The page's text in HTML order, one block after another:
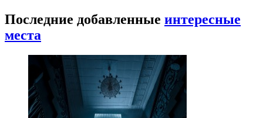
Последние добавленные интересные
места